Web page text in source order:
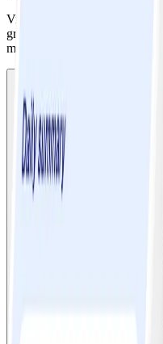
ViktVäktarnas program är
gravida och därför är det
medlemmar med
Ska jag meddela min